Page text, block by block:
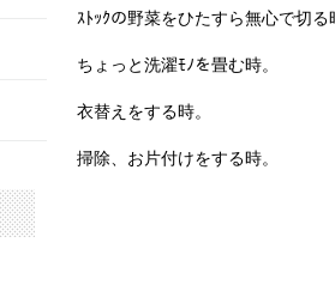
ｽﾄｯｸの野菜をひたすら無心で切る
ちょっと洗濯ﾓﾉを畳む時。
衣替えをする時。
掃除、お片付けをする時。